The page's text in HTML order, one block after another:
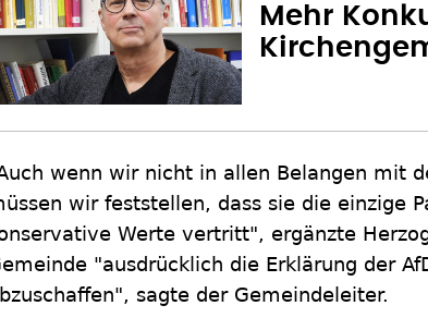
Mehr
wenn wir nicht in allen Belangen mit
wir feststellen, dass sie die einzige
Werte vertritt", ergänzte
"ausdrücklich die Erklärung der
sagte der Gemeindeleiter.